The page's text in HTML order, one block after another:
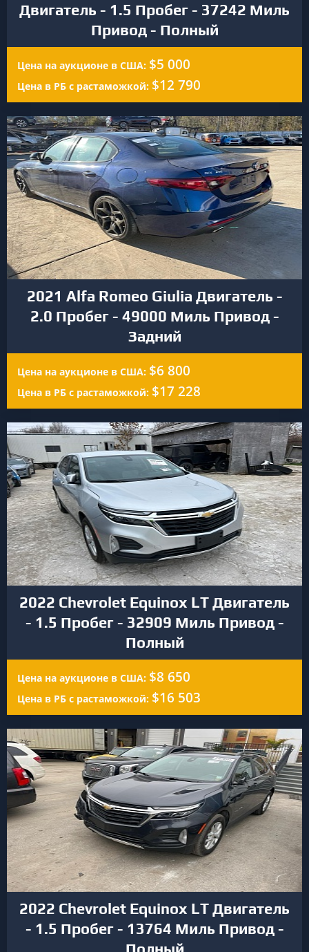
Двигатель - 1.5 Пробег - 37242 Миль
Привод - Полный
Цена на аукционе в США: $5 000
Цена в РБ с растаможкой: $12 790
2021 Alfa Romeo Giulia Двигатель -
2.0 Пробег - 49000 Миль Привод -
Задний
Цена на аукционе в США: $6 800
Цена в РБ с растаможкой: $17 228
2022 Chevrolet Equinox LT Двигатель
- 1.5 Пробег - 32909 Миль Привод -
Полный
Цена на аукционе в США: $8 650
Цена в РБ с растаможкой: $16 503
2022 Chevrolet Equinox LT Двигатель
- 1.5 Пробег - 13764 Миль Привод -